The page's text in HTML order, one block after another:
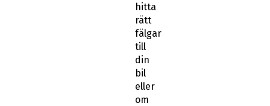
hitta
rätt
fälgar
till
din
bil
eller
om